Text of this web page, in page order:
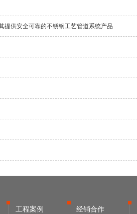
提供安全可靠的不锈钢工艺管道系统产品
工程案例 经销合作